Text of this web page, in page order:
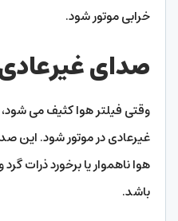
خرابی موتور شود.
صدای
وقتی فیلتر هوا کثیف می
غیرعادی در موتور شود. این
هوا ناهموار یا برخورد ذرات
باشد.